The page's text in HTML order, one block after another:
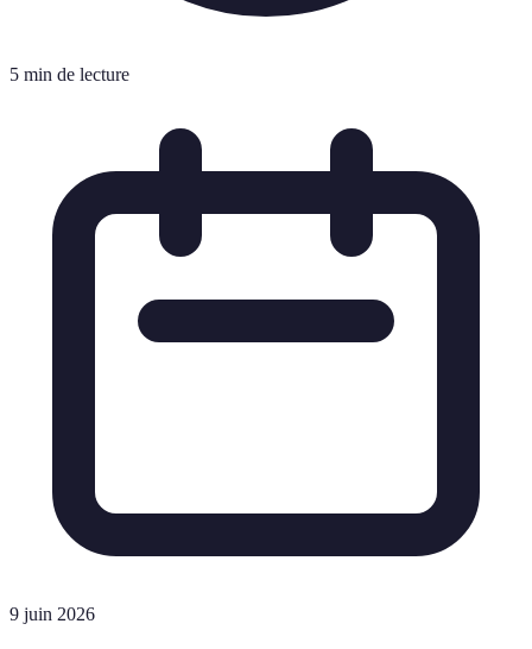
5 min de lecture
9 juin 2026